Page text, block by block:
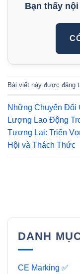
Bạn thấy
Bài viết này được đăng
Những Chuyển Đổi
Lượng Lao Động
Tương Lai: Triển
Hội và Thách Thức
DANH
CE Marking ✅